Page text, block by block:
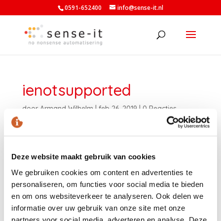
Deze website maakt gebruik van cookies
We gebruiken cookies om content en advertenties te
personaliseren, om functies voor social media te bieden
en om ons websiteverkeer te analyseren. Ook delen we
informatie over uw gebruik van onze site met onze
0591-652400 info@sense-it.nl
ienotsupported
door Armand Wilhelm | feb 26, 2019 | 0 Reacties